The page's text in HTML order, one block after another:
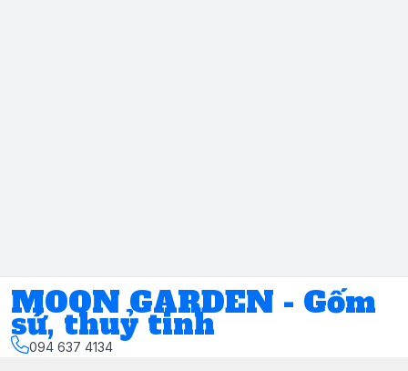
MOON GARDEN - Gốm
sứ, thuỷ tinh
094 637 4134